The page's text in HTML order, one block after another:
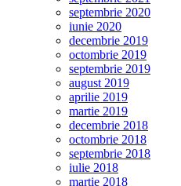
septembrie 2020
iunie 2020
decembrie 2019
octombrie 2019
septembrie 2019
august 2019
aprilie 2019
martie 2019
decembrie 2018
octombrie 2018
septembrie 2018
iulie 2018
martie 2018